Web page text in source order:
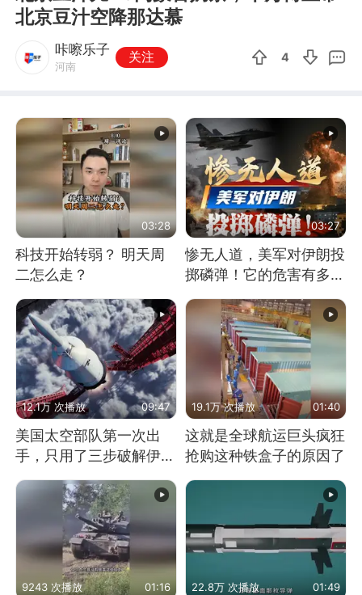
北京豆汁空降那达慕
咔嚓乐子
河南
关注 4
03:28
科技开始转弱？ 明天周
二怎么走？
03:27
惨无人道，美军对伊朗投
掷磷弹！它的危害有多
大？
12.1万 次播放 09:47
美国太空部队第一次出
手，只用了三步破解伊朗
19.1万 次播放 01:40
这就是全球航运巨头疯狂
抢购这种铁盒子的原因了
9243 次播放 01:16 22.8万 次播放 01:49